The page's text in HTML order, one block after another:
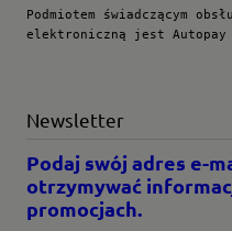
Podmiotem świadczącym
elektroniczną jest Autopay
Newsletter
Podaj swój adres e-
otrzymywać
promocjach.